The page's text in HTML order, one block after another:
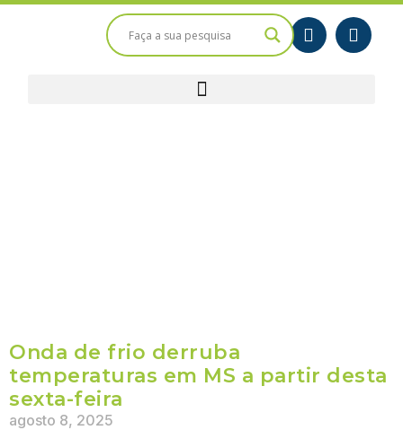
Onda de frio derruba
temperaturas em MS a partir desta
sexta-feira
agosto 8, 2025